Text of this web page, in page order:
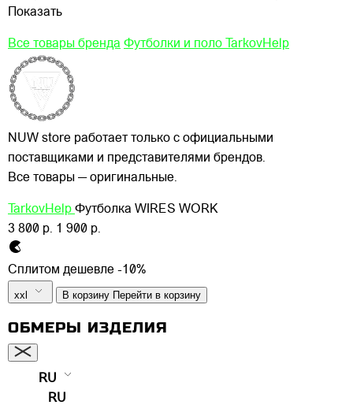
Показать
Все товары бренда Футболки и поло TarkovHelp
NUW store работает только с официальными
поставщиками и представителями брендов.
Все товары — оригинальные.
TarkovHelp Футболка WIRES WORK
3 800 р. 1 900 р.
Сплитом дешевле -10%
xxl В корзину Перейти в корзину
ОБМЕРЫ ИЗДЕЛИЯ
RU
RU